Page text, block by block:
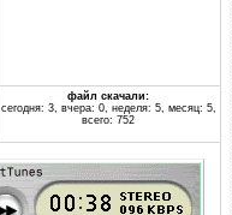
файл скачали:
сегодня: 3, вчера: 0, неделя: 5, месяц: 5,
всего: 752